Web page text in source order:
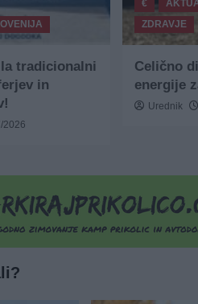
tradicionalni
in
2026
€
ZDRAVJE
Celično
energije
Urednik